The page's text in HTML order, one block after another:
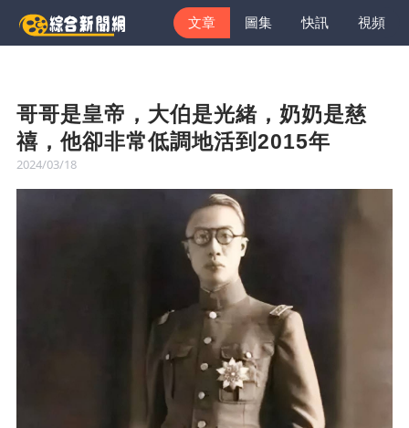
文章 圖集 快訊 視頻
哥哥是皇帝，大伯是光緒，奶奶是慈
禧，他卻非常低調地活到2015年
2024/03/18